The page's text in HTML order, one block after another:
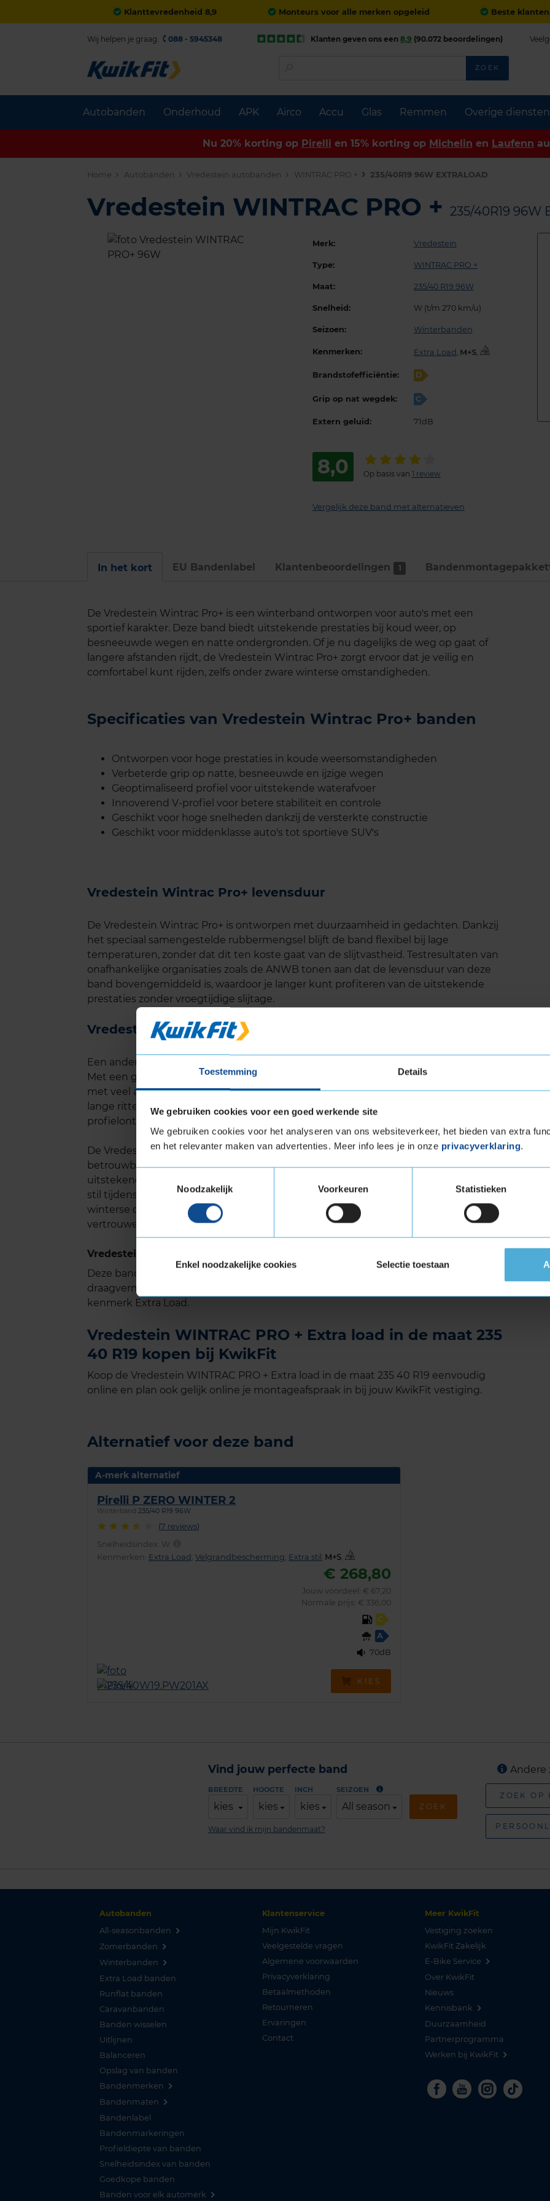
Toestemming Details
We gebruiken cookies voor een goed werkende site
We gebruiken cookies voor het analyseren van ons websiteverkeer, het bieden van extra
en het relevanter maken van advertenties. Meer info lees je in onze privacyverklaring.
Noodzakelijk
Voorkeuren Statistieken
Enkel noodzakelijke cookies Selectie toestaan
Klanttevredenheid 8,9 Monteurs voor alle merken opgeleid Beste
Autobanden Onderhoud APK Airco Accu Glas Remmen Overige diensten
Wij helpen je graag. 088 - 5945348 Klanten geven ons een 8,9 (90.072 beoordelingen)
ZOEK
Nu 20% korting op Pirelli en 15% korting op Michelin en Laufenn
Home Autobanden Vredestein autobanden WINTRAC PRO + 235/40R19 96W EXTRALOAD
Vredestein WINTRAC PRO + 235/40R19 96W
Merk: Vredestein
Type: WINTRAC PRO +
Maat: 235/40 R19 96W
Snelheid: W (t/m 270 km/u)
Seizoen: Winterbanden
Kenmerken: Extra Load , ,
Brandstofefficiëntie: D
Grip op nat wegdek: C
Extern geluid: 71dB
8,0 Op basis van 1 review
Vergelijk deze band met alternatieven
In het kort EU Bandenlabel Klantenbeoordelingen 1
De Vredestein Wintrac Pro+ is een winterband ontworpen voor auto's met een
sportief karakter. Deze band biedt uitstekende prestaties bij koud weer, op
besneeuwde wegen en natte ondergronden. Of je nu dagelijks de weg op gaat of
langere afstanden rijdt, de Vredestein Wintrac Pro+ zorgt ervoor dat je veilig en
comfortabel kunt rijden, zelfs onder zware winterse omstandigheden.
Specificaties van Vredestein Wintrac Pro+ banden
Ontworpen voor hoge prestaties in koude weersomstandigheden
Verbeterde grip op natte, besneeuwde en ijzige wegen
Geoptimaliseerd profiel voor uitstekende waterafvoer
Innoverend V-profiel voor betere stabiliteit en controle
Geschikt voor hoge snelheden dankzij de versterkte constructie
Geschikt voor middenklasse auto's tot sportieve SUV's
Vredestein Wintrac Pro+ levensduur
De Vredestein Wintrac Pro+ is ontworpen met duurzaamheid in gedachten. Dankzij
het speciaal samengestelde rubbermengsel blijft de band flexibel bij lage
temperaturen, zonder dat dit ten koste gaat van de slijtvastheid. Testresultaten van
onafhankelijke organisaties zoals de ANWB tonen aan dat de levensduur van deze
band bovengemiddeld is, waardoor je langer kunt profiteren van de uitstekende
prestaties zonder vroegtijdige slijtage.
Vredestein Wintrac Pro+ geluid
Een ander belangrijk aspect van de Vredestein Wintrac Pro+ is het lage geluidsniveau.
Met een geluidsniveau van ongeveer 71 decibel is deze band relatief stil in vergelijking
met veel andere winterbanden. Dit draagt bij aan een comfortabele rijervaring, zelfs op
lange ritten of op ruwe wegen. De geavanceerde rubbertechnologie en het
profielontwerp helpen het geluid te dempen.
De Vredestein Wintrac Pro+ is een ideale keuze voor wie op zoek is naar een
betrouwbare en veilige winterband met sportieve eigenschappen. De band biedt
uitstekende grip op natte en besneeuwde wegen, gaat lang mee en is comfortabel
stil tijdens het rijden. Of je nu dagelijks door de stad rijdt of lange afstanden aflegt in
winterse omstandigheden, de Vredestein Wintrac Pro+ zorgt ervoor dat je met
vertrouwen de weg op kunt.
Vredestein WINTRAC PRO + met Extra Load (verstevigde band)
Deze band is ook geschikt voor voertuigen die banden met een hoger
draagvermogen nodig hebben. Verstevigde banden zijn te herkennen aan het
kenmerk Extra Load.
Vredestein WINTRAC PRO + Extra load in de maat 235
40 R19 kopen bij KwikFit
Koop de Vredestein WINTRAC PRO + Extra load in de maat 235 40 R19 eenvoudig
online en plan ook gelijk online je montageafspraak in bij jouw KwikFit vestiging.
Alternatief voor deze band
A-merk alternatief
Pirelli P ZERO WINTER 2
Winterband 235/40 R19 96W
(7 reviews)
Snelheidsindex: W
Kenmerken: Extra Load Velgrandbescherming Extra stil ,
€ 268,80
Jouw voordeel: € 67,20
Normale prijs: € 336,00
C
A
70dB
KIES
Vind jouw perfecte band
BREEDTE
kies
HOOGTE
kies
INCH
kies
SEIZOEN
All season ZOEK
Waar vind ik mijn bandenmaat?
Andere
ZOEK OP
Autobanden
All-seasonbanden
Zomerbanden
Winterbanden
Extra Load banden
Runflat banden
Caravanbanden
Banden wisselen
Uitlijnen
Balanceren
Opslag van banden
Bandenmerken
Bandenmaten
Bandenlabel
Bandenmarkeringen
Profieldiepte van banden
Snelheidsindex van banden
Goedkope banden
Banden voor elk automerk
Klantenservice
Mijn KwikFit
Veelgestelde vragen
Algemene voorwaarden
Privacyverklaring
Betaalmethoden
Retourneren
Ervaringen
Contact
Meer KwikFit
Vestiging zoeken
KwikFit Zakelijk
E-Bike Service
Over KwikFit
Nieuws
Kennisbank
Duurzaamheid
Partnerprogramma
Werken bij KwikFit
Facebook
Youtube